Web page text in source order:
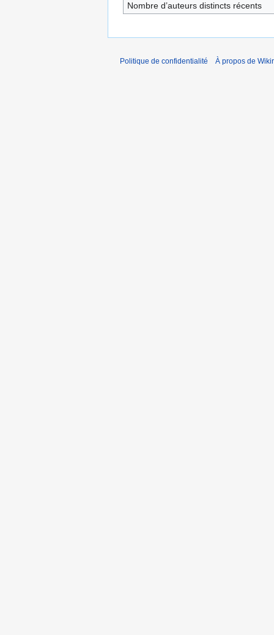
Nombre d’auteurs distincts récents
Politique de confidentialité À propos de